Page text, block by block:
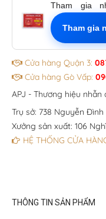
Tham gia
Tham gia
Cửa hàng Quận 3:
Cửa hàng Gò Vấp:
APJ - Thương hiệu nhẫn
Trụ sở: 738 Nguyễn Đình
Xưởng sản xuất: 106
HỆ THỐNG CỬA
THÔNG TIN SẢN PHẨM